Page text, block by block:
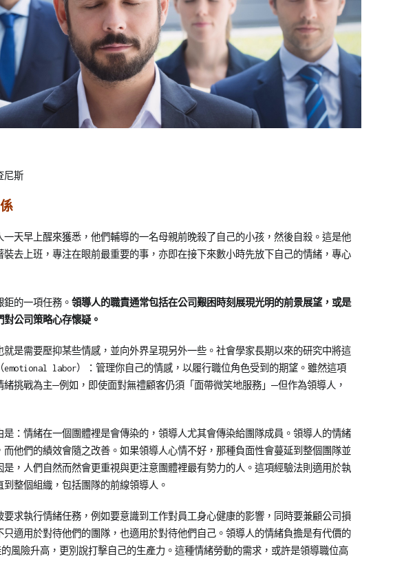
尼斯
天早上醒來獲悉，他們輔導的一名母親前晚殺了自己的小孩，然後自殺。這是他
去上班，專注在眼前最重要的事，亦即在接下來數小時先放下自己的情緒，專心
的一項任務。 領導人的職責通常包括在公司艱困時刻展現光明的前景展望，或是
公司策略心存懷疑。
是需要壓抑某些情感，並向外界呈現另外一些。社會學家長期以來的研究中將這
emotional labor）：管理你自己的情感，以履行職位角色受到的期望。雖然這項
挑戰為主─例如，即使面對無禮顧客仍須「面帶微笑地服務」─但作為領導人，
：情緒在一個團體裡是會傳染的，領導人尤其會傳染給團隊成員。領導人的情緒
他們的績效會隨之改善。如果領導人心情不好，那種負面性會蔓延到整個團隊並
，人們自然而然會更重視與更注意團體裡最有勢力的人。這項經驗法則適用於執
整個組織，包括團隊的前線領導人。
求執行情緒任務，例如要意識到工作對員工身心健康的影響，同時要兼顧公司損
適用於對待他們的團隊，也適用於對待他們自己。領導人的情緒負擔是有代價的
風險升高，更別說打擊自己的生產力。這種情緒勞動的需求，或許是領導職位高